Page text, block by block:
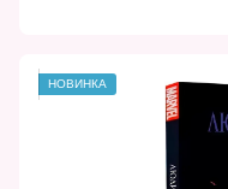
НОВИНКА